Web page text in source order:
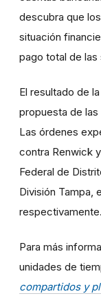
descubra que
situación
pago total de las
El resultado de
propuesta de
Las órdenes
contra Renwick
Federal de
División Tampa,
respectivamente.
Para más
unidades de
compartidos y